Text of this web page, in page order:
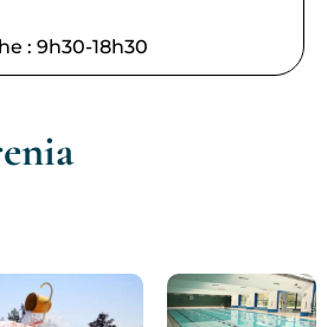
: 9h30-18h30